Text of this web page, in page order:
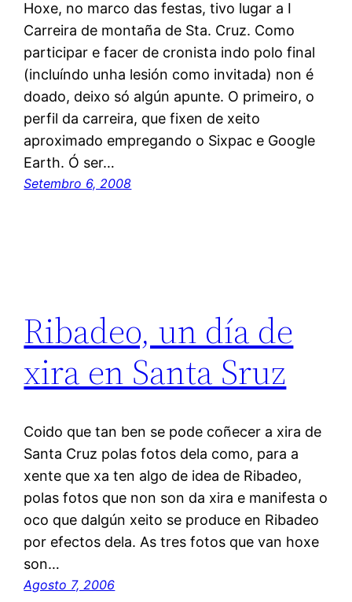
Hoxe, no marco das festas, tivo lugar a I
Carreira de montaña de Sta. Cruz. Como
participar e facer de cronista indo polo final
(incluíndo unha lesión como invitada) non é
doado, deixo só algún apunte. O primeiro, o
perfil da carreira, que fixen de xeito
aproximado empregando o Sixpac e Google
Earth. Ó ser…
Setembro 6, 2008
Ribadeo, un día de
xira en Santa Sruz
Coido que tan ben se pode coñecer a xira de
Santa Cruz polas fotos dela como, para a
xente que xa ten algo de idea de Ribadeo,
polas fotos que non son da xira e manifesta o
oco que dalgún xeito se produce en Ribadeo
por efectos dela. As tres fotos que van hoxe
son…
Agosto 7, 2006